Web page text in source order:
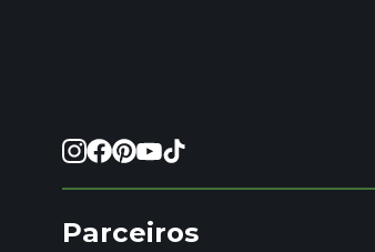
Parceiros